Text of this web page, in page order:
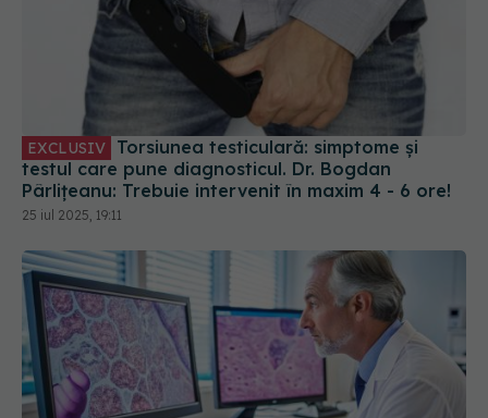
EXCLUSIV
testul care pune diagnosticul. Dr. Bogdan
Pârlițeanu: Trebuie intervenit în maxim 4 - 6 ore!
25 iul 2025, 19:11